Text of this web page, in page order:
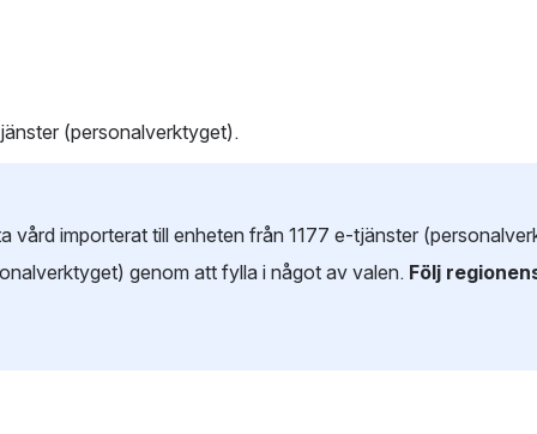
(personalverktyget).
vård importerat till enheten från 1177 e-tjänster
genom att fylla i något av valen. Följ